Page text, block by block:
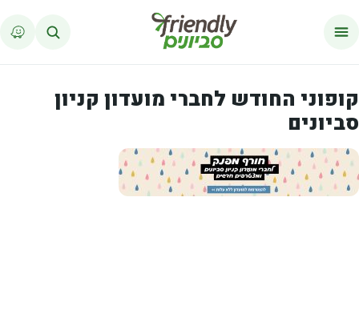
קופוני החודש לחברי מועדון קניון
סביונים